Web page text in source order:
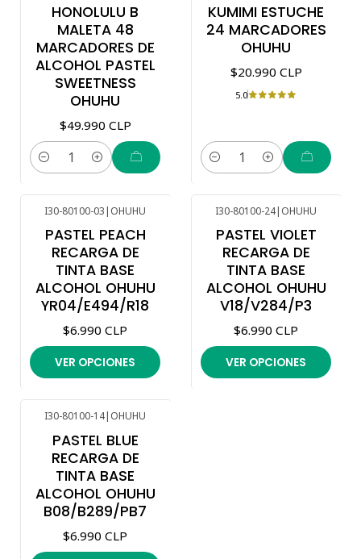
HONOLULU B
MALETA 48
MARCADORES DE
ALCOHOL PASTEL
SWEETNESS
OHUHU
$49.990 CLP
Cantidad
KUMIMI ESTUCHE
24 MARCADORES
OHUHU
$20.990 CLP
5.0
Cantidad
I30-80100-03| OHUHU
PASTEL PEACH
RECARGA DE
TINTA BASE
ALCOHOL OHUHU
YR04/E494/R18
$6.990 CLP
VER OPCIONES
I30-80100-24| OHUHU
PASTEL VIOLET
RECARGA DE
TINTA BASE
ALCOHOL OHUHU
V18/V284/P3
$6.990 CLP
VER OPCIONES
I30-80100-14| OHUHU
PASTEL BLUE
RECARGA DE
TINTA BASE
ALCOHOL OHUHU
B08/B289/PB7
$6.990 CLP